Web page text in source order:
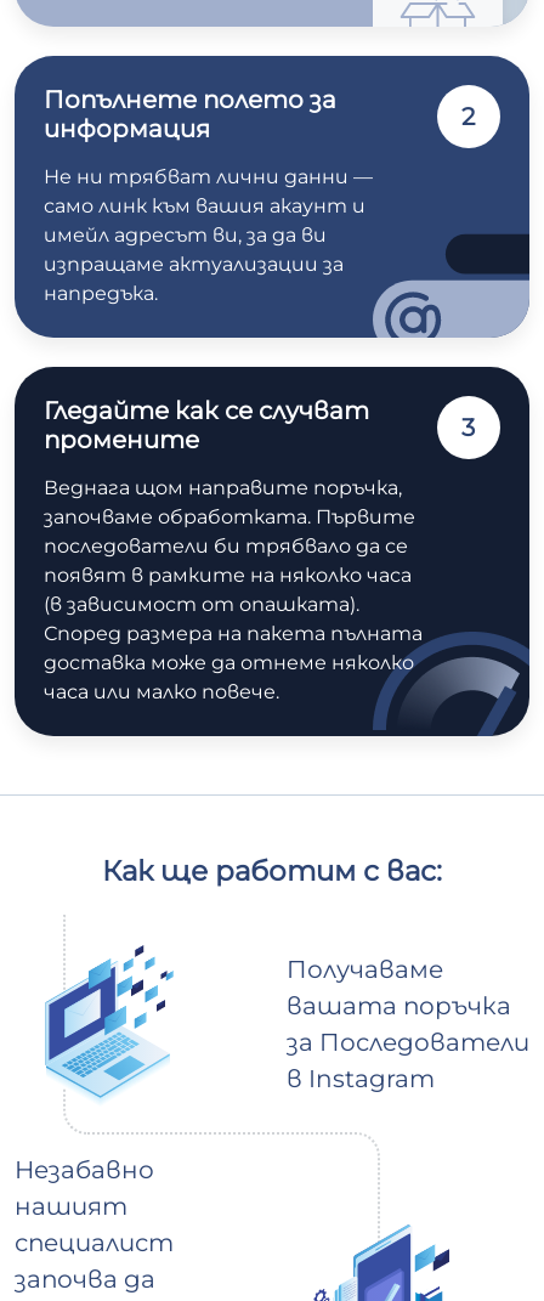
Попълнете полето за
информация
Не ни трябват лични данни —
само линк към вашия акаунт и
имейл адресът ви, за да ви
изпращаме актуализации за
напредъка.
2
Гледайте как се случват
промените
Веднага щом направите поръчка,
започваме обработката. Първите
последователи би трябвало да се
появят в рамките на няколко часа
(в зависимост от опашката).
Според размера на пакета пълната
доставка може да отнеме няколко
часа или малко повече.
3
Как ще работим с вас:
Получаваме
вашата поръчка
за Последователи
в Instagram
Незабавно
нашият
специалист
започва да